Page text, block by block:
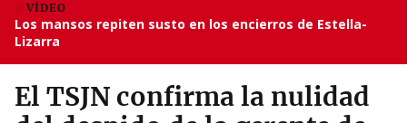
VÍDEO
Los mansos repiten susto en los encierros de Estella-
Lizarra
El TSJN confirma la nulidad